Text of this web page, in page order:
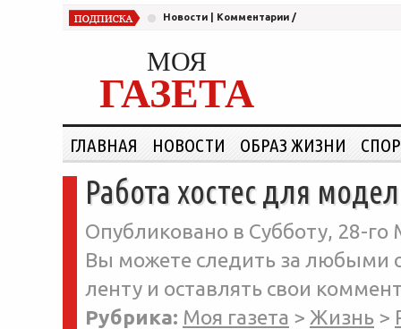
Новости Комментарии /
МОЯ
ГАЗЕТА
ГЛАВНАЯ НОВОСТИ ОБРАЗ ЖИЗНИ
Работа хостес для
Опубликовано в Субботу, 28-го
Вы можете следить за любыми
ленту и оставлять свои
Рубрика: Моя газета > Жизнь >